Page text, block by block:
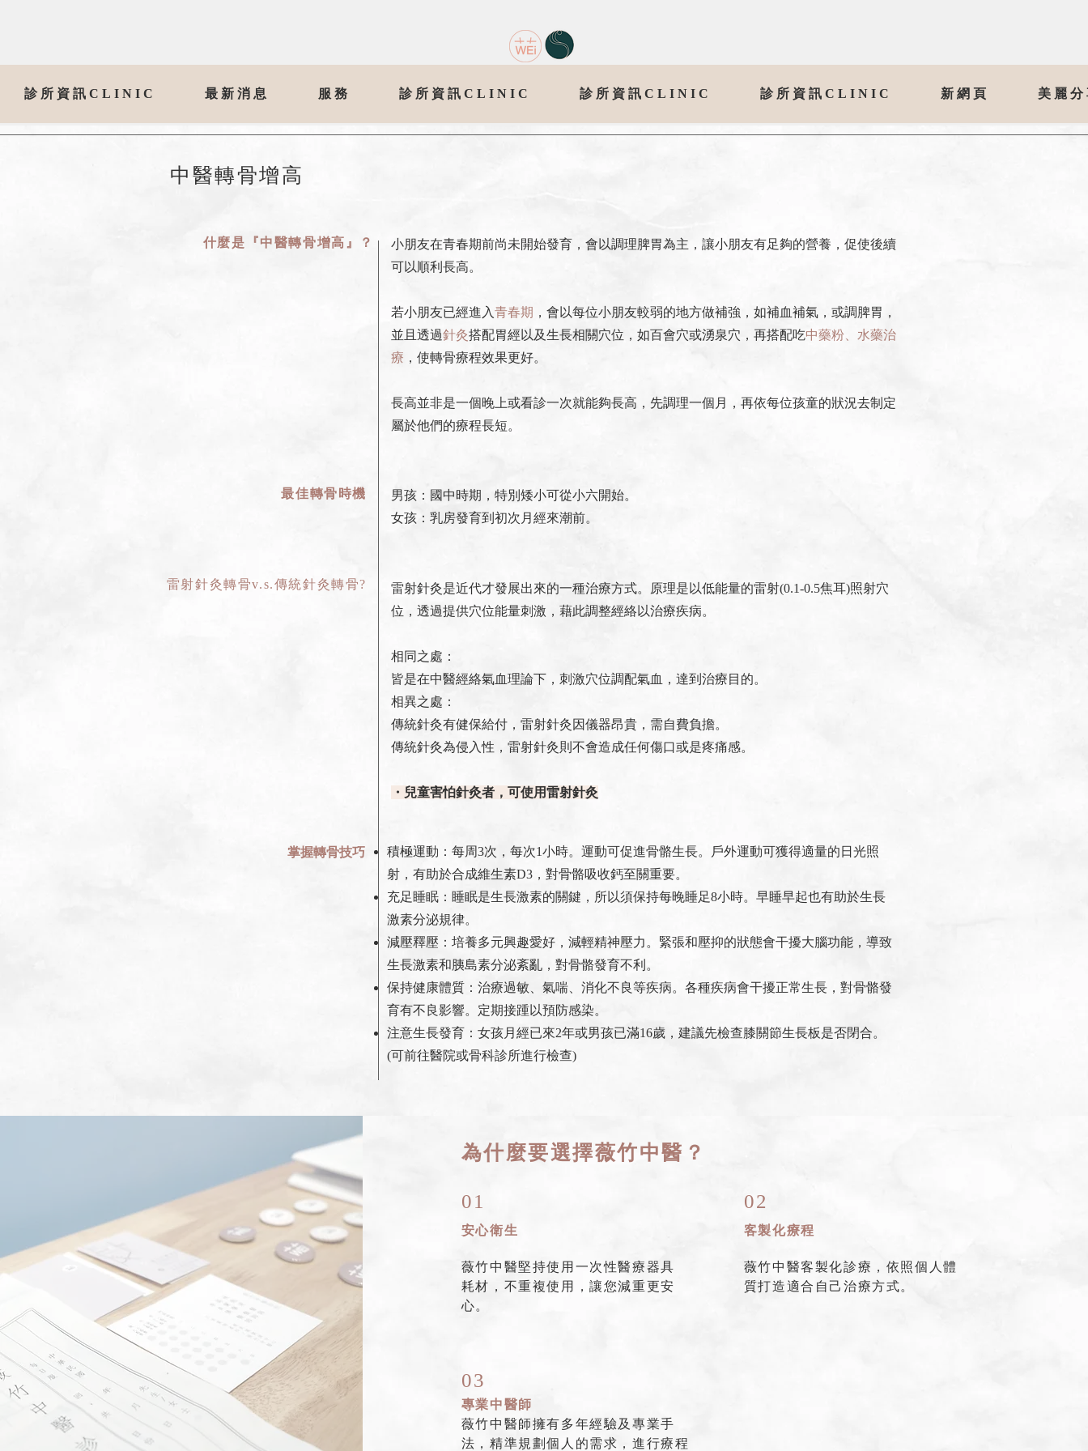
診所資訊CLINIC 最新消息 服務 診所資訊CLINIC 診所資訊CLINIC 診所資訊CLINIC 新網頁 美麗
​中醫轉骨增高
什麼是​『中醫轉骨增高』？
最佳轉骨時機
雷射針灸轉骨v.s.傳統針灸轉骨?
掌握轉骨技巧
小朋友在青春期前尚未開始發育，會以調理脾胃為主，讓小朋友有足夠的營養，促使後續
可以順利長高。
若小朋友已經進入青春期 ，會以每位小朋友較弱的地方做補強，如補血補氣，或調脾胃，
並且透過針灸搭配胃經以及生長相關穴位，如百會穴或湧泉穴，再搭配吃中藥粉、水藥治
療 ，使轉骨療程效果更好。
長高並非是一個晚上或看診一次就能夠長高，先調理一個月，再依每位孩童的狀況去制定
屬於他們的療程長短。
男孩：國中時期，特別矮小可從小六開始。
女孩：乳房發育到初次月經來潮前。
雷射針灸是近代才發展出來的一種治療方式。原理是以低能量的雷射(0.1-0.5焦耳)照射穴
位，透過提供穴位能量刺激，藉此調整經絡以治療疾病。
相同之處：
皆是在中醫經絡氣血理論下，刺激穴位調配氣血，達到治療目的。
相異之處：
傳統針灸有健保給付，雷射針灸因儀器昂貴，需自費負擔。
傳統針灸為侵入性，雷射針灸則不會造成任何傷口或是疼痛感。
・兒童害怕針灸者，可使用雷射針灸
積極運動：每周3次，每次1小時。運動可促進骨骼生長。戶外運動可獲得適量的日光照
射，有助於合成維生素D3，對骨骼吸收鈣至關重要。
充足睡眠：睡眠是生長激素的關鍵，所以須保持每晚睡足8小時。早睡早起也有助於生長
激素分泌規律。
減壓釋壓：培養多元興趣愛好，減輕精神壓力。緊張和壓抑的狀態會干擾大腦功能，導致
生長激素和胰島素分泌紊亂，對骨骼發育不利。
保持健康體質：治療過敏、氣喘、消化不良等疾病。各種疾病會干擾正常生長，對骨骼發
育有不良影響。定期接踵以預防感染。
注意生長發育：女孩月經已來2年或男孩已滿16歲，建議先檢查膝關節生長板是否閉合。
(可前往醫院或骨科診所進行檢查)
為什麼要選擇薇竹中醫？
01
安心衛生
薇竹中醫堅持使用一次性醫療器具
耗材，不重複使用，讓您減重更安
心。
02
客製化療程
薇竹中醫客製化診療，依照個人體
質打造適合自己治療方式。
03
專業中醫師
薇竹中醫師擁有多年經驗及專業手
法，精準規劃個人的需求，進行療程